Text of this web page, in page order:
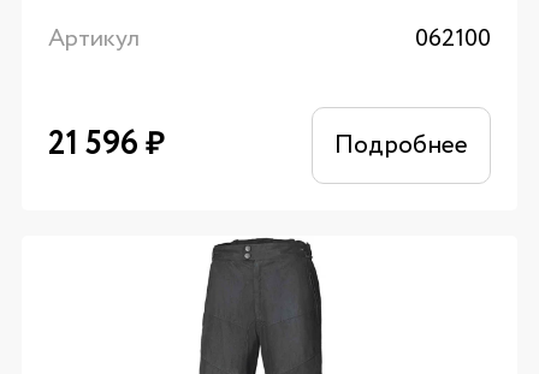
Артикул 062100
21 596₽ Подробнее